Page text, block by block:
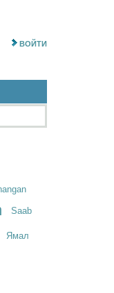
ВОЙТИ
Saab
Ямал